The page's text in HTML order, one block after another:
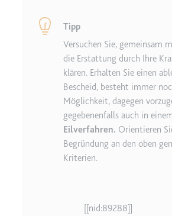
Tipp
Versuchen Sie, gemeinsam
die Erstattung durch Ihre
klären. Erhalten Sie einen
Bescheid, besteht immer
Möglichkeit, dagegen
gegebenenfalls auch in
Eilverfahren. Orientieren
Begründung an den oben
Kriterien.
[[nid:89288]]